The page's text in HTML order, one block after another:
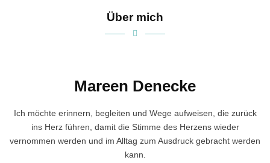
Über mich
Mareen Denecke
Ich möchte erinnern, begleiten und Wege aufweisen, die zurück
ins Herz führen, damit die Stimme des Herzens wieder
vernommen werden und im Alltag zum Ausdruck gebracht werden
kann.